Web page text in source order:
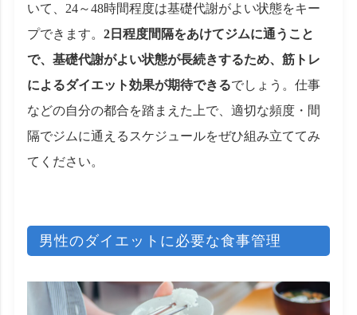
いて、24～48時間程度は基礎代謝がよい状態をキー
プできます。2日程度間隔をあけてジムに通うこと
で、基礎代謝がよい状態が長続きするため、筋トレ
によるダイエット効果が期待できるでしょう。仕事
などの自分の都合を踏まえた上で、適切な頻度・間
隔でジムに通えるスケジュールをぜひ組み立ててみ
てください。
男性のダイエットに必要な食事管理